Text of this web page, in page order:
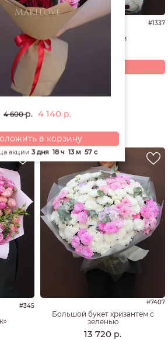
#1337
Мишка 60 см
все открытки и игрушки
#345 #7407
Большой букет хризантем с
зеленью
13 720 р.
4 600р. 4 140 р.
в корзину
акции 3 дня 18 ч 13 м 56 с